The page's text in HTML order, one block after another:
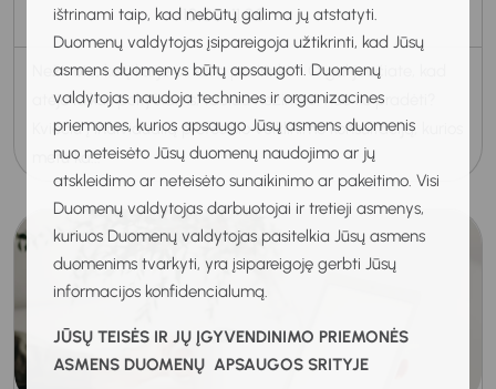
ištrinami taip, kad nebūtų galima jų atstatyti.
Duomenų valdytojas įsipareigoja užtikrinti, kad Jūsų
asmens duomenys būtų apsaugoti. Duomenų
valdytojas naudoja technines ir organizacines
priemones, kurios apsaugo Jūsų asmens duomenis
nuo neteisėto Jūsų duomenų naudojimo ar jų
atskleidimo ar neteisėto sunaikinimo ar pakeitimo. Visi
Duomenų valdytojas darbuotojai ir tretieji asmenys,
kuriuos Duomenų valdytojas pasitelkia Jūsų asmens
duomenims tvarkyti, yra įsipareigoję gerbti Jūsų
informacijos konfidencialumą.
JŪSŲ TEISĖS IR JŲ ĮGYVENDINIMO PRIEMONĖS
ASMENS DUOMENŲ APSAUGOS SRITYJE
10:00-11:00
Nežinote, kokį karjeros kelią pasirinkti? O gal jaučiate, kad
atėjo laikas pokyčiams, tačiau nežinote, nuo ko pradėti?
Kviečiu į individualią profesinio veiklinimo konsultaciją, kurios
metu ka...